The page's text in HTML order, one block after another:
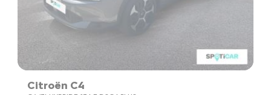
Citroën C4